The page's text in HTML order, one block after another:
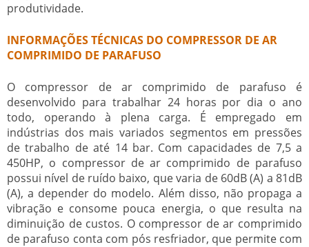
produtividade.
INFORMAÇÕES TÉCNICAS DO COMPRESSOR DE AR
COMPRIMIDO DE PARAFUSO
O compressor de ar comprimido de parafuso é
desenvolvido para trabalhar 24 horas por dia o ano
todo, operando à plena carga. É empregado em
indústrias dos mais variados segmentos em pressões
de trabalho de até 14 bar. Com capacidades de 7,5 a
450HP, o compressor de ar comprimido de parafuso
possui nível de ruído baixo, que varia de 60dB (A) a 81dB
(A), a depender do modelo. Além disso, não propaga a
vibração e consome pouca energia, o que resulta na
diminuição de custos. O compressor de ar comprimido
de parafuso conta com pós resfriador, que permite com